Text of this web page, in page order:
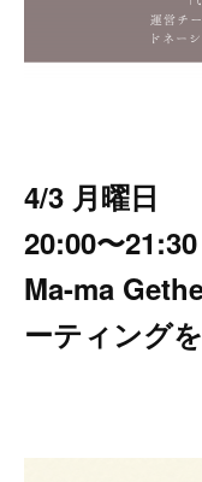
4/3 月曜日
20:00〜21:30
Ma-ma
ーティング